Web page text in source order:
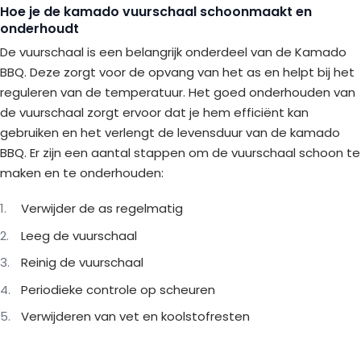
Hoe je de kamado vuurschaal schoonmaakt en
onderhoudt
De vuurschaal is een belangrijk onderdeel van de Kamado
BBQ. Deze zorgt voor de opvang van het as en helpt bij het
reguleren van de temperatuur. Het goed onderhouden van
de vuurschaal zorgt ervoor dat je hem efficiënt kan
gebruiken en het verlengt de levensduur van de kamado
BBQ. Er zijn een aantal stappen om de vuurschaal schoon te
maken en te onderhouden:
Verwijder de as regelmatig
Leeg de vuurschaal
Reinig de vuurschaal
Periodieke controle op scheuren
Verwijderen van vet en koolstofresten